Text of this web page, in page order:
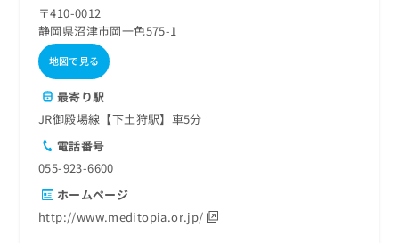
〒410-0012
静岡県沼津市岡一色575-1
地図で見る
最寄り駅
JR御殿場線【下土狩駅】車5分
電話番号
055-923-6600
ホームページ
http://www.meditopia.or.jp/